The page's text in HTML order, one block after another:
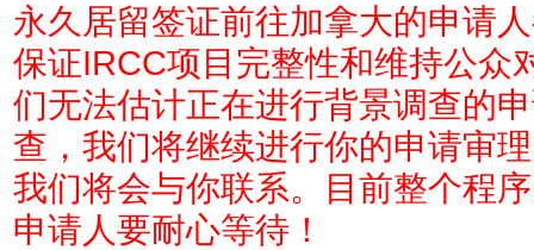
永久居留签证前往加拿大的申请
保证IRCC项目完整性和维持公众
们无法估计正在进行背景调查的
查，我们将继续进行你的申请审
我们将会与你联系。目前整个程
申请人要耐心等待！